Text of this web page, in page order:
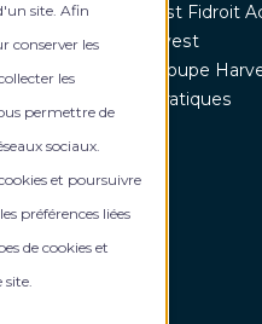
L’équipe Harvest Fidroit
Le groupe Harvest
Rejoignez le groupe
Informations pratiques
site. Afin
conserver les
les
permettre de
sociaux.
et poursuivre
préférences liées
de cookies et
site.